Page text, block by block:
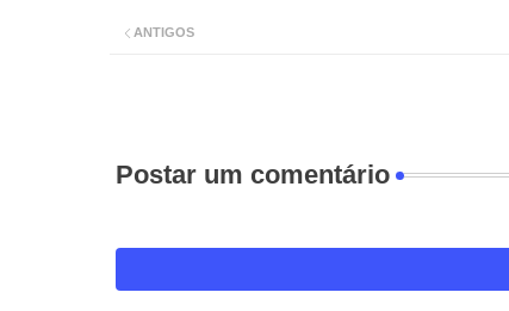
ANTIGOS
Postar um comentário